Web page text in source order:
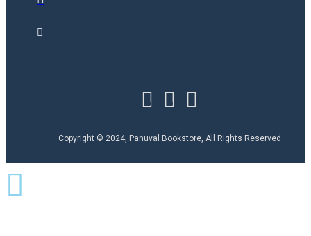
Copyright © 2024, Panuval Bookstore, All Rights Reserved